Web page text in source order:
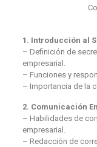
1. Introducción al
– Definición de
empresarial.
– Funciones y
– Importancia de la
2. Comunicación
– Habilidades de
empresarial.
– Redacción de